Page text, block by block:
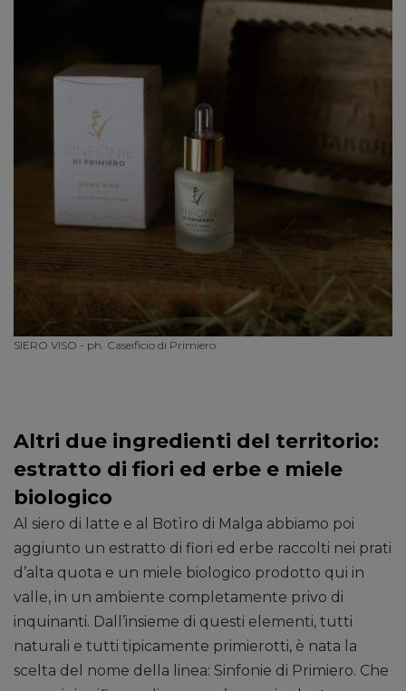
SIERO VISO - ph. Caseificio di Primiero
Altri due ingredienti del territorio:
estratto di fiori ed erbe e miele
biologico
Al siero di latte e al Botìro di Malga abbiamo poi
aggiunto un estratto di fiori ed erbe raccolti nei prati
d’alta quota e un miele biologico prodotto qui in
valle, in un ambiente completamente privo di
inquinanti. Dall’insieme di questi elementi, tutti
naturali e tutti tipicamente primierotti, è nata la
scelta del nome della linea: Sinfonie di Primiero. Che